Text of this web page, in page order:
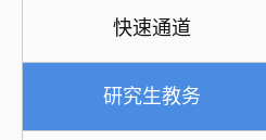
快速通道
研究生教务